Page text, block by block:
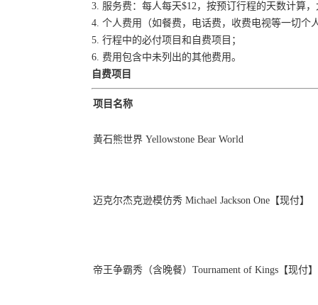
3. 服务费：每人每天$12，按预订行程的天数计算
4. 个人费用（如餐费，电话费，收费电视等一切个
5. 行程中的必付项目和自费项目；
6. 费用包含中未列出的其他费用。
自费项目
项目名称
黄石熊世界 Yellowstone Bear World
迈克尔杰克逊模仿秀 Michael Jackson One【现付】
帝王争霸秀（含晚餐）Tournament of Kings【现付】